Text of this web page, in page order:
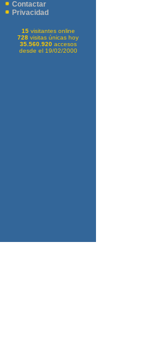
Contactar
Privacidad
15visitantes online
728 visitas únicas hoy
35.560.920accesos
desde el 19/02/2000